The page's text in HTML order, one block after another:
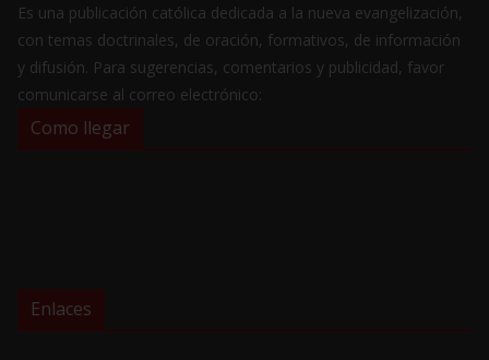
Es una publicación católica dedicada a la nueva evangelización,
con temas doctrinales, de oración, formativos, de información
y difusión. Para sugerencias, comentarios y publicidad, favor
comunicarse al correo electrónico:
Como llegar
Enlaces